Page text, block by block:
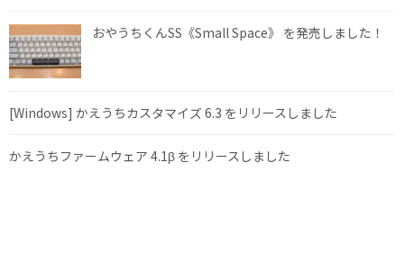
おやうちくんSS《Small Space》 を発売しました！
[Windows] かえうちカスタマイズ 6.3 をリリースしました
かえうちファームウェア 4.1β をリリースしました